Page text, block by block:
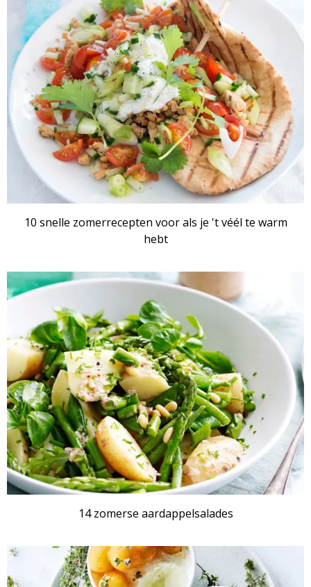
RECEPTENSET
10 snelle zomerrecepten voor als je 't véél te warm
hebt
RECEPTENSET
14 zomerse aardappelsalades
RECEPTENSET